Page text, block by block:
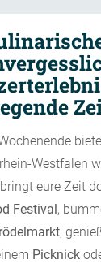
Westfalen
eure Zeit
Festival,
,
Picknick